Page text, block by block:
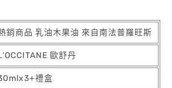
銷商品 乳油木果油 來自南法普羅旺斯
歐舒丹
禮盒